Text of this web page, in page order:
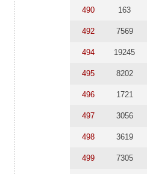
490 163
492 7569
494 19245
495 8202
496 1721
497 3056
498 3619
499 7305